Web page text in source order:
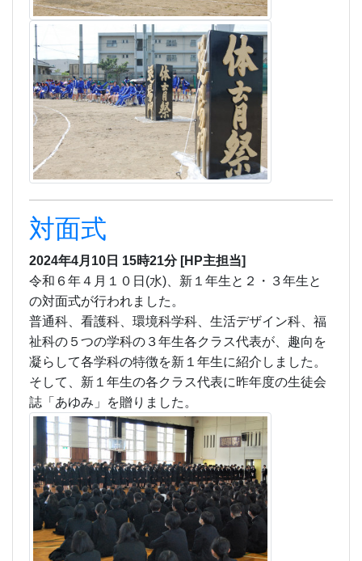
対面式
2024年4月10日 15時21分 [HP主担当]
令和６年４月１０日(水)、新１年生と２・３年生と
の対面式が行われました。
普通科、看護科、環境科学科、生活デザイン科、福
祉科 の５つの学科の３年生 各クラス代表が、
凝らして 各学科の特徴を新１年生に紹介しました。
そして、新１年生の各クラス代表に昨年度の生徒会
誌「あゆみ」を贈りました。